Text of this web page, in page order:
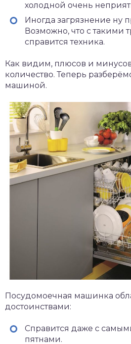
холодной очень
Иногда загрязнение ну
Возможно, что с такими
справится техника.
Как видим, плюсов и
количество. Теперь
машиной.
Посудомоечная машинка
достоинствами:
Справится даже с
пятнами.